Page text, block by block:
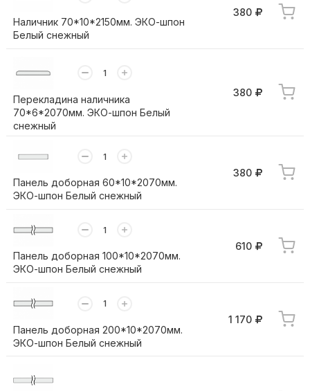
Наличник 70*10*2150мм. ЭКО-шпон
Белый снежный
380
Перекладина наличника
70*6*2070мм. ЭКО-шпон Белый
снежный
380
Панель доборная 60*10*2070мм.
ЭКО-шпон Белый снежный
380
Панель доборная 100*10*2070мм.
ЭКО-шпон Белый снежный
610
Панель доборная 200*10*2070мм.
ЭКО-шпон Белый снежный
1 170